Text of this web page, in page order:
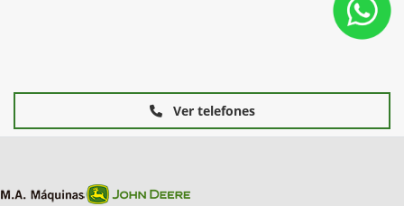
Ver telefones